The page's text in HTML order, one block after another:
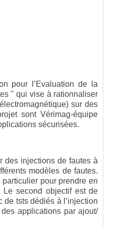
pour l’Evaluation de la
" qui vise à rationnaliser
sur des
sont Vérimag-équipe
sécurisées.
des injections de fautes à
modèles de fautes.
pour prendre en
Le second objectif est de
de tsts dédiés à l’injection
applications par ajout/